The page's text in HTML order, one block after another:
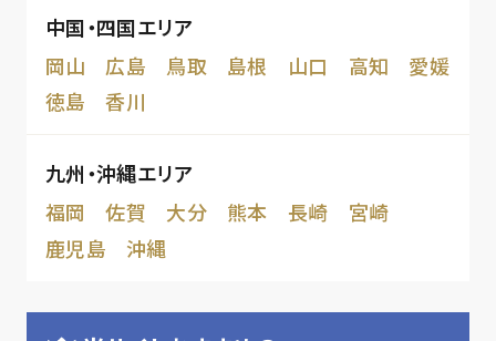
中国・四国エリア
岡山
広島 鳥取 島根 山口 高知
愛媛
徳島
香川
九州・沖縄エリア
福岡
佐賀 大分 熊本 長崎
宮崎
鹿児島
沖縄